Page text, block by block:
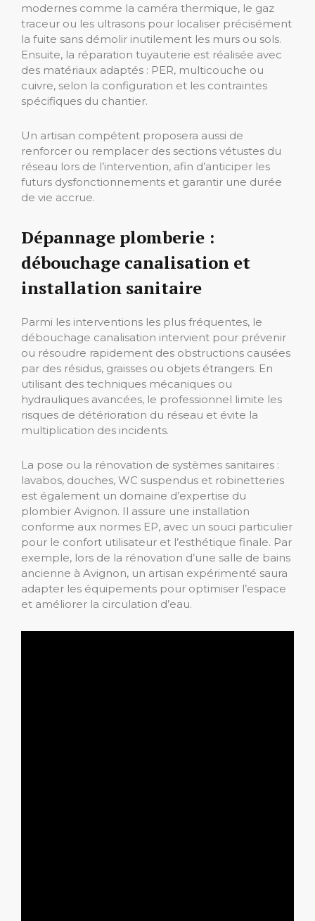
modernes comme la caméra thermique, le gaz
traceur ou les ultrasons pour localiser précisément
la fuite sans démolir inutilement les murs ou sols.
Ensuite, la réparation tuyauterie est réalisée avec
des matériaux adaptés : PER, multicouche ou
cuivre, selon la configuration et les contraintes
spécifiques du chantier.
Un artisan compétent proposera aussi de
renforcer ou remplacer des sections vétustes du
réseau lors de l’intervention, afin d’anticiper les
futurs dysfonctionnements et garantir une durée
de vie accrue.
Dépannage plomberie :
débouchage canalisation et
installation sanitaire
Parmi les interventions les plus fréquentes, le
débouchage canalisation intervient pour prévenir
ou résoudre rapidement des obstructions causées
par des résidus, graisses ou objets étrangers. En
utilisant des techniques mécaniques ou
hydrauliques avancées, le professionnel limite les
risques de détérioration du réseau et évite la
multiplication des incidents.
La pose ou la rénovation de systèmes sanitaires :
lavabos, douches, WC suspendus et robinetteries
est également un domaine d’expertise du
plombier Avignon. Il assure une installation
conforme aux normes EP, avec un souci particulier
pour le confort utilisateur et l’esthétique finale. Par
exemple, lors de la rénovation d’une salle de bains
ancienne à Avignon, un artisan expérimenté saura
adapter les équipements pour optimiser l’espace
et améliorer la circulation d’eau.